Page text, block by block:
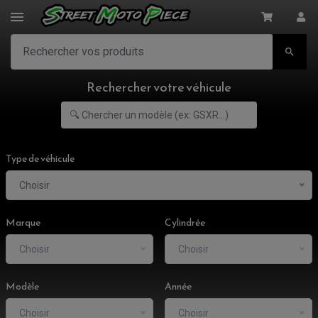
CLIGNOTANT ADAPTABLE, UNIVERSEL

Rechercher votre véhicule
Type de véhicule
Choisir
Marque
Choisir
Cylindrée
Choisir
Modèle
Choisir
Année
Choisir